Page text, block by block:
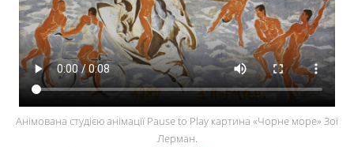
Анімована студією анімації Pause to Play картина «Чорне море» Зої
Лерман.